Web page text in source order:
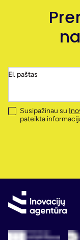
El. paštas
Susipažinau su
pateikta